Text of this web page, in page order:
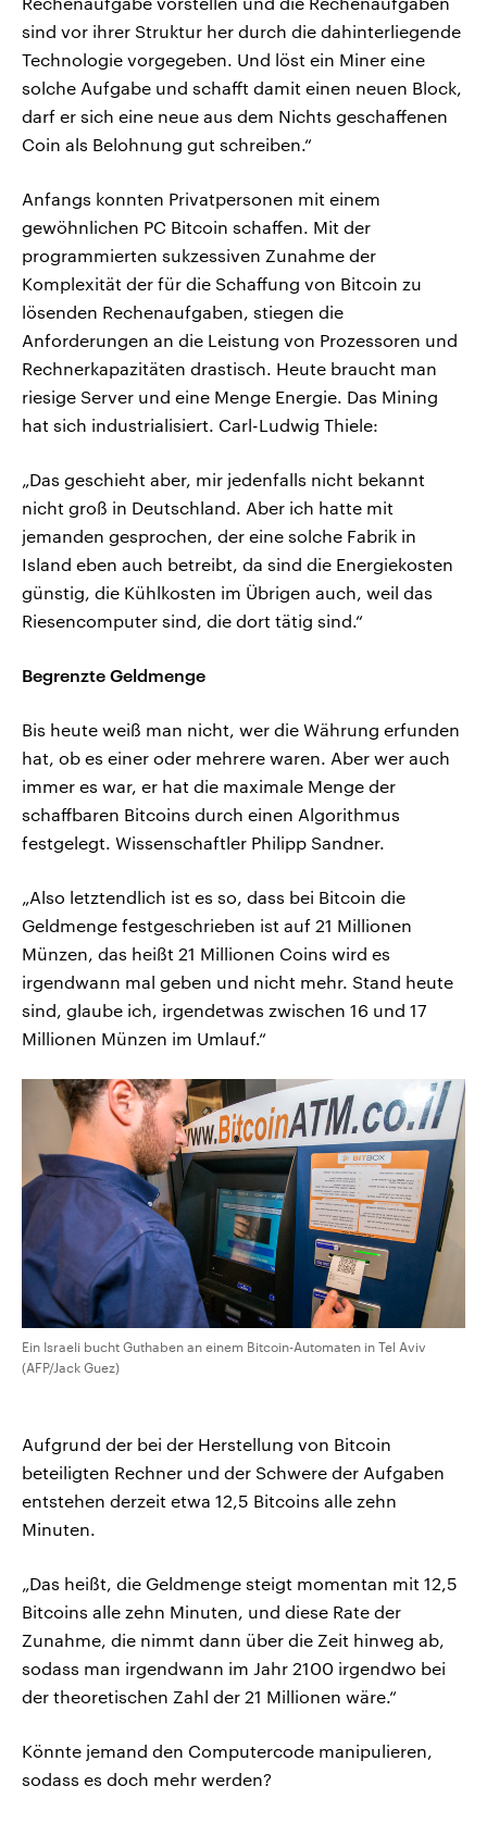
sind vor ihrer Struktur her durch die dahinterliegende
Technologie vorgegeben. Und löst ein Miner eine
solche Aufgabe und schafft damit einen neuen Block,
darf er sich eine neue aus dem Nichts geschaffenen
Coin als Belohnung gut schreiben.“
Anfangs konnten Privatpersonen mit einem
gewöhnlichen PC Bitcoin schaffen. Mit der
programmierten sukzessiven Zunahme der
Komplexität der für die Schaffung von Bitcoin zu
lösenden Rechenaufgaben, stiegen die
Anforderungen an die Leistung von Prozessoren und
Rechnerkapazitäten drastisch. Heute braucht man
riesige Server und eine Menge Energie. Das Mining
hat sich industrialisiert. Carl-Ludwig Thiele:
„Das geschieht aber, mir jedenfalls nicht bekannt
nicht groß in Deutschland. Aber ich hatte mit
jemanden gesprochen, der eine solche Fabrik in
Island eben auch betreibt, da sind die Energiekosten
günstig, die Kühlkosten im Übrigen auch, weil das
Riesencomputer sind, die dort tätig sind.“
Begrenzte Geldmenge
Bis heute weiß man nicht, wer die Währung erfunden
hat, ob es einer oder mehrere waren. Aber wer auch
immer es war, er hat die maximale Menge der
schaffbaren Bitcoins durch einen Algorithmus
festgelegt. Wissenschaftler Philipp Sandner.
„Also letztendlich ist es so, dass bei Bitcoin die
Geldmenge festgeschrieben ist auf 21 Millionen
Münzen, das heißt 21 Millionen Coins wird es
irgendwann mal geben und nicht mehr. Stand heute
sind, glaube ich, irgendetwas zwischen 16 und 17
Millionen Münzen im Umlauf.“
Ein Israeli bucht Guthaben an einem Bitcoin-Automaten in Tel Aviv
(AFP/Jack Guez)
Aufgrund der bei der Herstellung von Bitcoin
beteiligten Rechner und der Schwere der Aufgaben
entstehen derzeit etwa 12,5 Bitcoins alle zehn
Minuten.
„Das heißt, die Geldmenge steigt momentan mit 12,5
Bitcoins alle zehn Minuten, und diese Rate der
Zunahme, die nimmt dann über die Zeit hinweg ab,
sodass man irgendwann im Jahr 2100 irgendwo bei
der theoretischen Zahl der 21 Millionen wäre.“
Könnte jemand den Computercode manipulieren,
sodass es doch mehr werden?